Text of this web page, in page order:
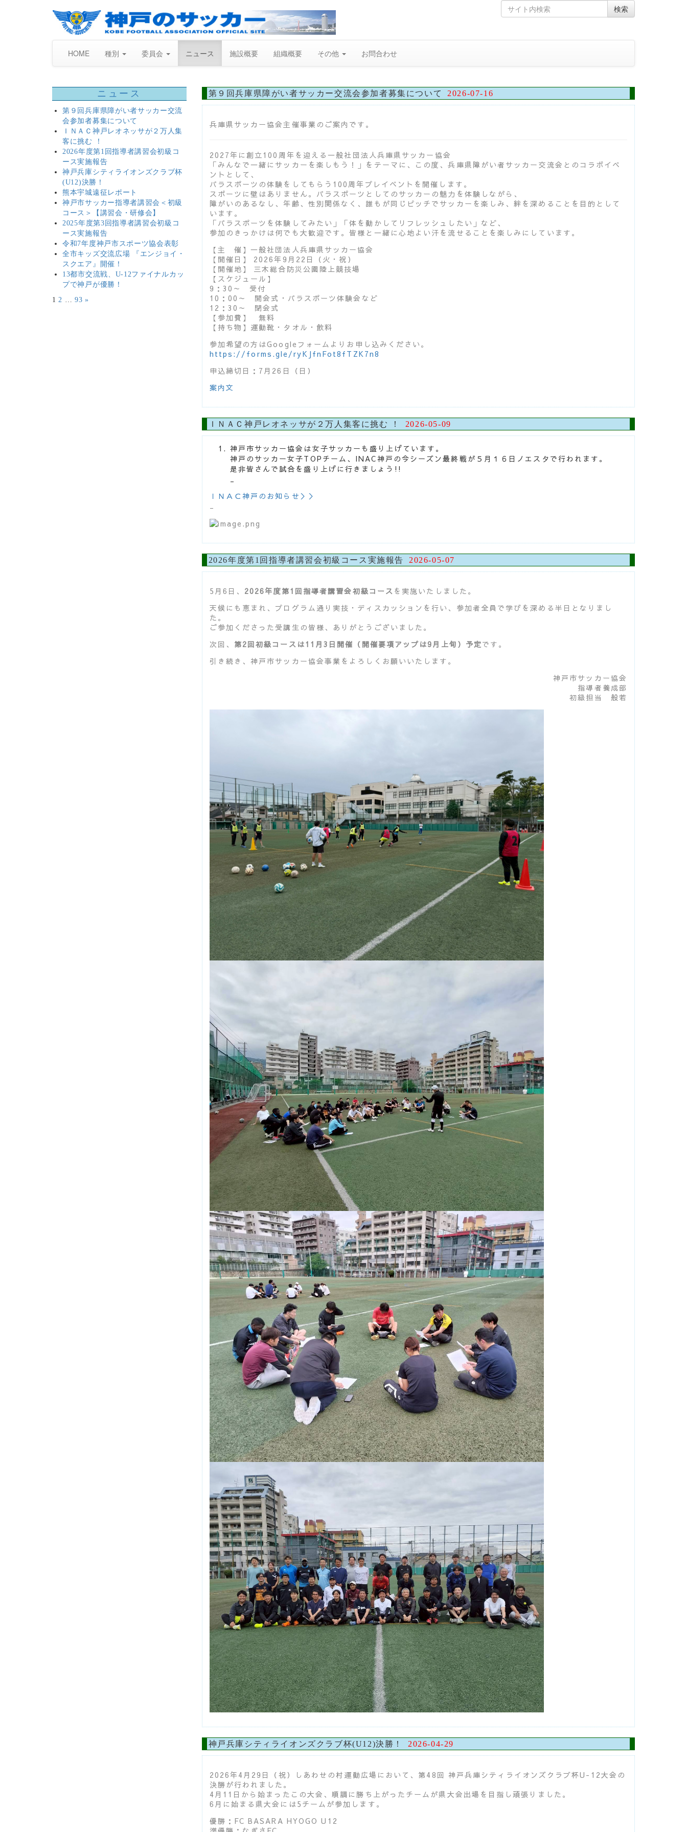
Skip
to
Search
for
検索
HOME 種別 委員会 ニュース 施設概要 組織概要 その他 お問合わせ
ニュース
第９回兵庫県障がい者サッカー交流
会参加者募集について
ＩＮＡＣ神戸レオネッサが２万人集
客に挑む ！
2026年度第1回指導者講習会初級コ
ース実施報告
神戸兵庫シティライオンズクラブ杯
(U12)決勝！
熊本宇城遠征レポート
神戸市サッカー指導者講習会＜初級
コース＞【講習会・研修会】
2025年度第3回指導者講習会初級コ
ース実施報告
令和7年度神戸市スポーツ協会表彰
全市キッズ交流広場 『エンジョイ・
スクエア』開催！
13都市交流戦、U-12ファイナルカッ
プで神戸が優勝！
1 2 … 93 »
第９回兵庫県障がい者サッカー交流会参加者募集について 2026-07-16
兵庫県サッカー協会主催事業のご案内です。
2027年に創立100周年を迎える一般社団法人兵庫県サッカー協会
「みんなで一緒にサッカーを楽しもう！」をテーマに、この度、兵庫県障がい者サッカー交流会とのコラボイベ
ントとして、
パラスポーツの体験をしてもらう100周年プレイベントを開催します。
スポーツに壁はありません。パラスポーツとしてのサッカーの魅力を体験しながら、
障がいのあるなし、年齢、性別関係なく、誰もが同じピッチでサッカーを楽しみ、絆を深めることを目的として
います。
「パラスポーツを体験してみたい」「体を動かしてリフレッシュしたい」など、
参加のきっかけは何でも大歓迎です。皆様と一緒に心地よい汗を流せることを楽しみにしています。
【主 催】一般社団法人兵庫県サッカー協会
【開催日】 2026年9月22日（火・祝）
【開催地】 三木総合防災公園陸上競技場
【スケジュール】
9：30～ 受付
10：00～ 開会式・パラスポーツ体験会など
12：30～ 閉会式
【参加費】 無料
【持ち物】運動靴・タオル・飲料
参加希望の方はGoogleフォームよりお申し込みください。
https://forms.gle/ryKJfnFot8fTZK7n8
申込締切日：7月26日（日）
案内文
ＩＮＡＣ神戸レオネッサが２万人集客に挑む ！ 2026-05-09
神戸市サッカー協会は女子サッカーも盛り上げています。
神戸のサッカー女子TOPチーム、INAC神戸の今シーズン最終戦が５月１６日ノエスタで行われます。
是非皆さんで試合を盛り上げに行きましょう!!
_
ＩＮＡＣ神戸のお知らせ＞＞
_
2026年度第1回指導者講習会初級コース実施報告 2026-05-07
5月6日、 2026年度第1回指導者講習会初級コース を実施いたしました。
天候にも恵まれ、プログラム通り実技・ディスカッションを行い、参加者全員で学びを深める半日となりまし
た。
ご参加くださった受講生の皆様、ありがとうございました。
次回、 第2回初級コースは11月3日開催（開催要項アップは9月上旬）予定です。
引き続き、神戸市サッカー協会事業をよろしくお願いいたします。
神戸市サッカー協会
指導者養成部
初級担当 般若
神戸兵庫シティライオンズクラブ杯(U12)決勝！ 2026-04-29
2026年4月29日（祝）しあわせの村運動広場において、第48回 神戸兵庫シティライオンズクラブ杯U-12大会の
決勝が行われました。
4月11日から始まったこの大会、順調に勝ち上がったチームが県大会出場を目指し頑張りました。
6月に始まる県大会には5チームが参加します。
優勝：FC BASARA HYOGO U12